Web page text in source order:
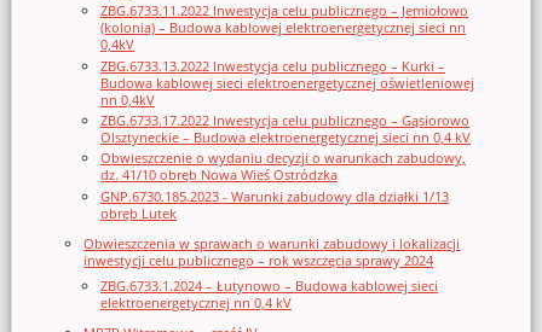
ZBG.6733.11.2022 Inwestycja celu publicznego – Jemiołowo
(kolonia) – Budowa kablowej elektroenergetycznej sieci nn
0,4kV
ZBG.6733.13.2022 Inwestycja celu publicznego – Kurki –
Budowa kablowej sieci elektroenergetycznej oświetleniowej
nn 0,4kV
ZBG.6733.17.2022 Inwestycja celu publicznego – Gąsiorowo
Olsztyneckie – Budowa elektroenergetycznej sieci nn 0,4 kV
Obwieszczenie o wydaniu decyzji o warunkach zabudowy,
dz. 41/10 obręb Nowa Wieś Ostródzka
GNP.6730.185.2023 - Warunki zabudowy dla działki 1/13
obręb Lutek
Obwieszczenia w sprawach o warunki zabudowy i lokalizacji
inwestycji celu publicznego – rok wszczęcia sprawy 2024
ZBG.6733.1.2024 – Łutynowo – Budowa kablowej sieci
elektroenergetycznej nn 0,4 kV